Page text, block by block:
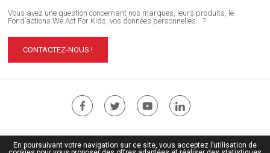
En poursuivant votre navigation sur ce site, vous acceptez l’utilisation de
Vous avez une question concernant nos marques, leurs produits, le
Fond’actions We Act For Kids, vos données personnelles… ?
CONTACTEZ-NOUS !
Site institutionnel ÏDKIDS